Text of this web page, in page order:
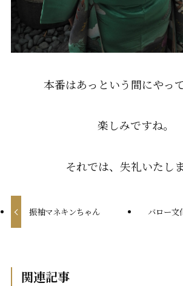
本番はあっという間にやっ
楽しみですね。
それでは、失礼いたしま
振袖マネキンちゃん バロー文
関連記事